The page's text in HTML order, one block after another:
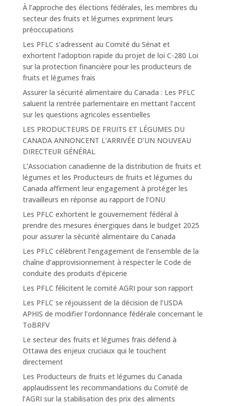
À l’approche des élections fédérales, les membres du
secteur des fruits et légumes expriment leurs
préoccupations
Les PFLC s’adressent au Comité du Sénat et
exhortent l’adoption rapide du projet de loi C-280 Loi
sur la protection financière pour les producteurs de
fruits et légumes frais
Assurer la sécurité alimentaire du Canada : Les PFLC
saluent la rentrée parlementaire en mettant l’accent
sur les questions agricoles essentielles
LES PRODUCTEURS DE FRUITS ET LÉGUMES DU
CANADA ANNONCENT L’ARRIVÉE D’UN NOUVEAU
DIRECTEUR GÉNÉRAL
L’Association canadienne de la distribution de fruits et
légumes et les Producteurs de fruits et légumes du
Canada affirment leur engagement à protéger les
travailleurs en réponse au rapport de l’ONU
Les PFLC exhortent le gouvernement fédéral à
prendre des mesures énergiques dans le budget 2025
pour assurer la sécurité alimentaire du Canada
Les PFLC célèbrent l’engagement de l’ensemble de la
chaîne d’approvisionnement à respecter le Code de
conduite des produits d’épicerie
Les PFLC félicitent le comité AGRI pour son rapport
Les PFLC se réjouissent de la décision de l’USDA
APHIS de modifier l’ordonnance fédérale concernant le
ToBRFV
Le secteur des fruits et légumes frais défend à
Ottawa des enjeux cruciaux qui le touchent
directement
Les Producteurs de fruits et légumes du Canada
applaudissent les recommandations du Comité de
l’AGRI sur la stabilisation des prix des aliments